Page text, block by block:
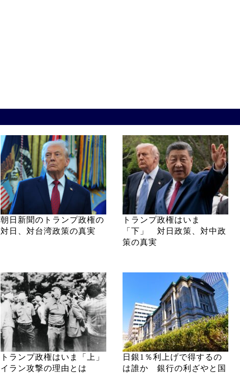
朝日新聞のトランプ政権の
対日、対台湾政策の真実
トランプ政権はいま
「下」 対日政策、対中政
策の真実
トランプ政権はいま「上」
イラン攻撃の理由とは
日銀1％利上げで得するの
は誰か 銀行の利ざやと国